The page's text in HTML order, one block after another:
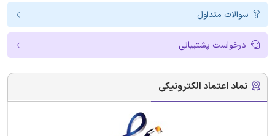
سوالات متداول
درخواست پشتیبانی
نماد اعتماد الکترونیکی